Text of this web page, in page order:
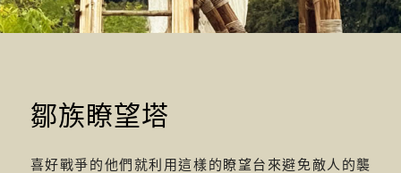
鄒族瞭望塔
喜好戰爭的他們就利用這樣的瞭望台來避免敵人的襲